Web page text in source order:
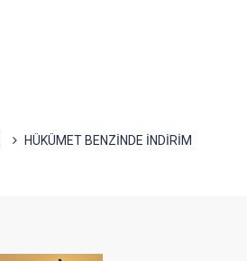
HÜKÜMET BENZİNDE İNDİRİM